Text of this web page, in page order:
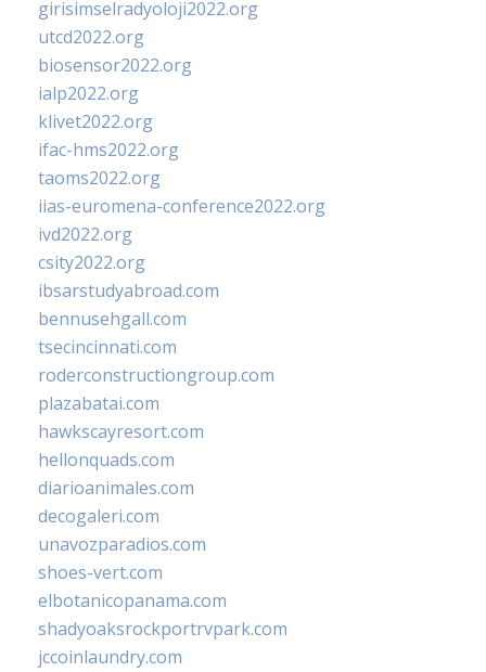
girisimselradyoloji2022.org
utcd2022.org
biosensor2022.org
ialp2022.org
klivet2022.org
ifac-hms2022.org
taoms2022.org
iias-euromena-conference2022.org
ivd2022.org
csity2022.org
ibsarstudyabroad.com
bennusehgall.com
tsecincinnati.com
roderconstructiongroup.com
plazabatai.com
hawkscayresort.com
hellonquads.com
diarioanimales.com
decogaleri.com
unavozparadios.com
shoes-vert.com
elbotanicopanama.com
shadyoaksrockportrvpark.com
jccoinlaundry.com